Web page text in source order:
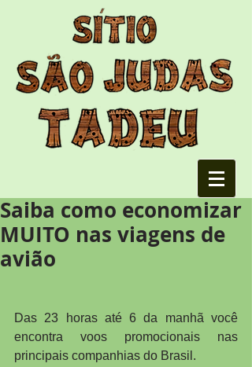
Saiba como economizar
MUITO nas viagens de
avião
Das 23 horas até 6 da manhã você
encontra voos promocionais nas
principais companhias do Brasil.